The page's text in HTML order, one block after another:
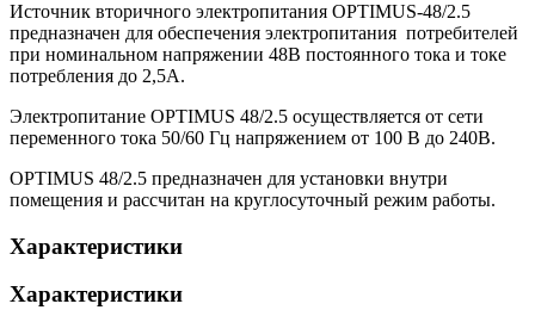
Источник вторичного электропитания OPTIMUS-48/2.5
предназначен для обеспечения электропитания потребителей
при номинальном напряжении 48В постоянного тока и токе
потребления до 2,5А.
Электропитание OPTIMUS 48/2.5 осуществляется от сети
переменного тока 50/60 Гц напряжением от 100 В до 240В.
OPTIMUS 48/2.5 предназначен для установки внутри
помещения и рассчитан на круглосуточный режим работы.
Характеристики
Характеристики